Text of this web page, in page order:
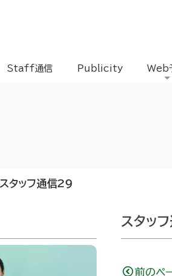
Staff通信 Publicity Web
スタッフ通信29
スタッ
前のペ